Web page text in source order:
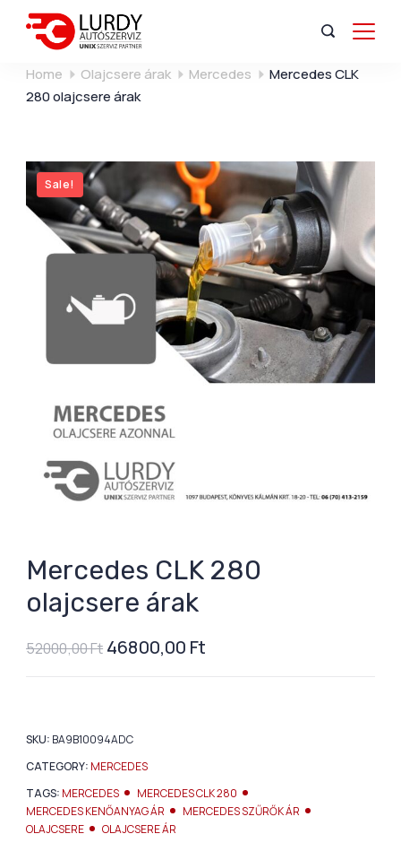
Home Olajcsere árak Mercedes
Mercedes CLK
280 olajcsere árak
Sale!
Mercedes CLK 280
olajcsere árak
52000,00Ft 46800,00 Ft
SKU: BA9B10094ADC
CATEGORY: MERCEDES
TAGS: MERCEDES
MERCEDES CLK 280
MERCEDES KENŐANYAG ÁR
MERCEDES SZŰRŐK ÁR
OLAJCSERE
OLAJCSERE ÁR